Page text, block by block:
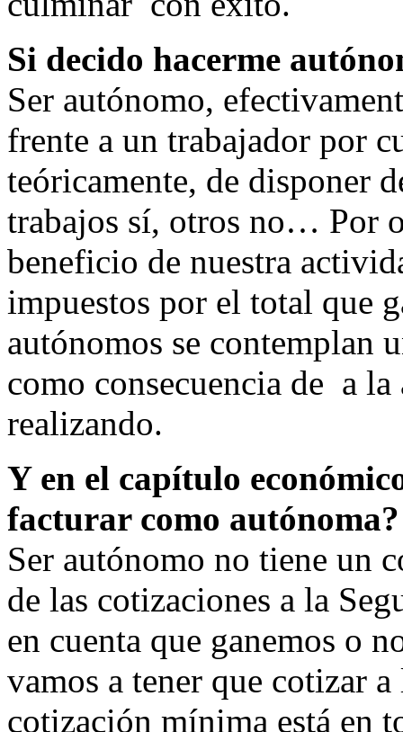
Si decido hacerme
Ser autónomo,
frente a un trabajador por
teóricamente, de disponer
trabajos sí, otros no… Por
beneficio de nuestra
impuestos por el total que
autónomos se contemplan
como consecuencia de a
realizando.
Y en el capítulo
facturar como autónoma?
Ser autónomo no tiene un
de las cotizaciones a la
en cuenta que ganemos o
vamos a tener que cotizar
cotización mínima está en